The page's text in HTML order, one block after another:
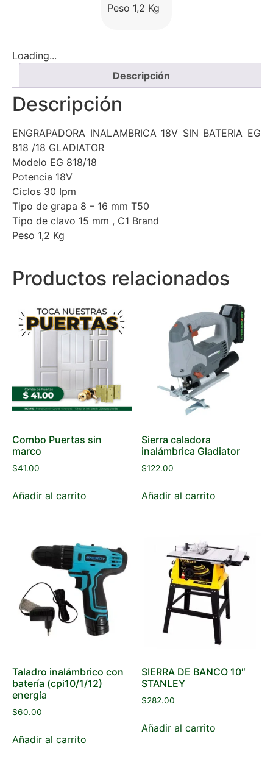
Peso 1,2 Kg
Loading...
Descripción
Descripción
ENGRAPADORA INALAMBRICA 18V SIN BATERIA EG
818 /18 GLADIATOR
Modelo EG 818/18
Potencia 18V
Ciclos 30 Ipm
Tipo de grapa 8 – 16 mm T50
Tipo de clavo 15 mm , C1 Brand
Peso 1,2 Kg
Productos relacionados
Combo Puertas sin
marco
$41.00
Añadir al carrito
Sierra caladora
inalámbrica Gladiator
$122.00
Añadir al carrito
Taladro inalámbrico con
batería (cpi10/1/12)
energía
$60.00
Añadir al carrito
SIERRA DE BANCO 10″
STANLEY
$282.00
Añadir al carrito